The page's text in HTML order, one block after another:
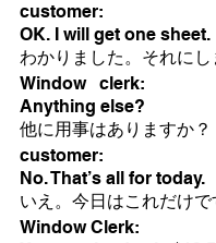
customer:
OK. I will get one sheet.
わかりました。それにし
Window   clerk:
Anything else?
他に用事はありますか？
customer:
No. That’s all for today.
いえ。今日はこれだけで
Window Clerk: